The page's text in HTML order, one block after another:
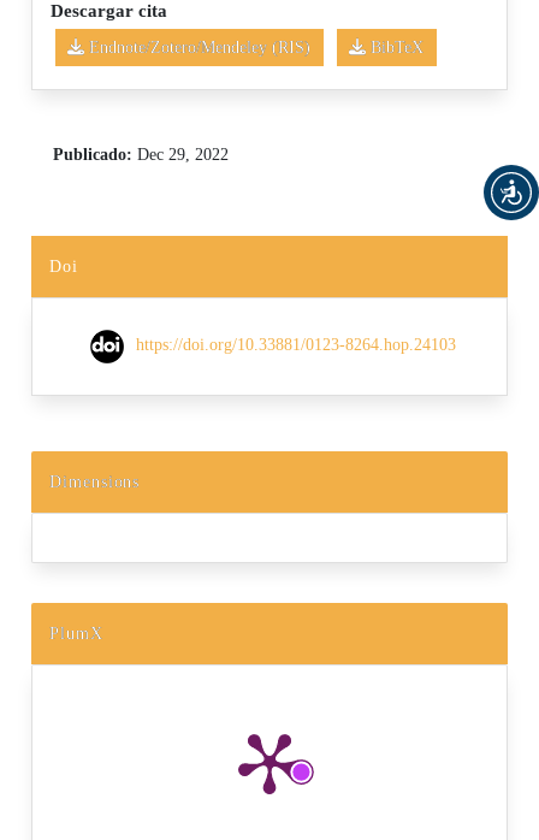
Descargar cita
Endnote/Zotero/Mendeley (RIS) BibTeX
Publicado: Dec 29, 2022
Doi
https://doi.org/10.33881/0123-8264.hop.24103
Dimensions
PlumX